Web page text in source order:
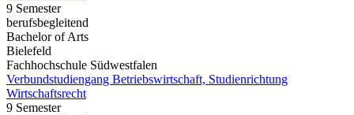
9 Semester
berufsbegleitend
Bachelor of Arts
Bielefeld
Fachhochschule Südwestfalen
Verbundstudiengang Betriebswirtschaft, Studienrichtung
Wirtschaftsrecht
9 Semester